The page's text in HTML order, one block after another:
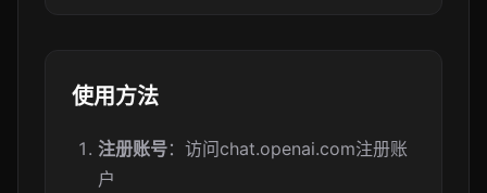
使用方法
注册账号：访问chat.openai.com注册账
户